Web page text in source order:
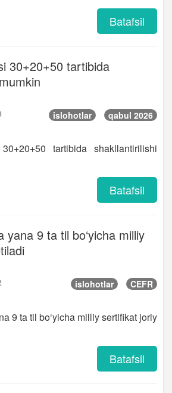
Batafsil
30+20+50 tartibida
islohotlar qabul 2026
tartibida shakllantirilishi
Batafsil
yana 9 ta til bo‘yicha milliy
islohotlar CEFR
9 ta til bo‘yicha milliy sertifikat joriy
Batafsil